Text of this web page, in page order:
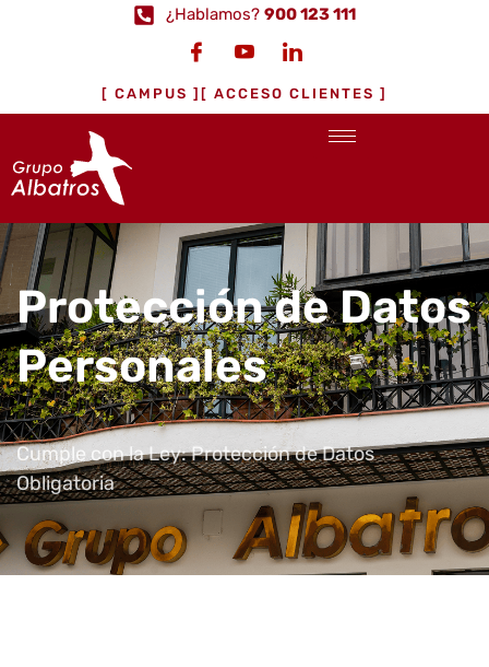
¿Hablamos? 900 123 111
[ CAMPUS ] [ ACCESO CLIENTES ]
Protección de Datos
Personales
Cumple con la Ley: Protección de Datos
Obligatoria